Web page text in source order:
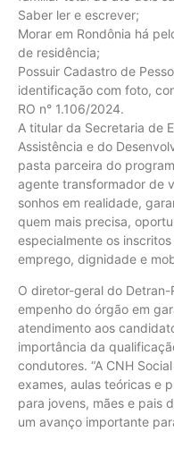
Saber ler e escrever;
Morar em Rondônia há
de residência;
Possuir Cadastro de
identificação com foto,
RO n° 1.106/2024.
A titular da Secretaria de
Assistência e do
pasta parceira do
agente transformador de
sonhos em realidade,
quem mais precisa,
especialmente os
emprego, dignidade e
O diretor-geral do Detran-
empenho do órgão em
atendimento aos
importância da
condutores. “A CNH
exames, aulas teóricas e
para jovens, mães e pais
um avanço importante